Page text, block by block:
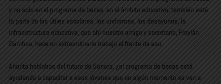
y no solo en el programa de becas, en el ámbito educativo, también está
la parte de los útiles escolares, los uniformes, los desayunos, la
infraestructura educativa, que ahí nuestro amigo y secretario, Froylán
Gamboa, hace un extraordinario trabajo al frente de eso.
Ahorita hablabas del futuro de Sonora, ¿el programa de becas está
ayudando a capacitar a esos jóvenes que en algún momento se van a